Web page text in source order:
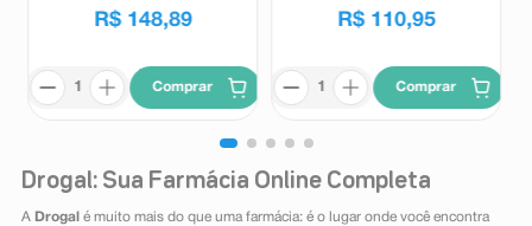
R$ 148,89
Comprar
R$ 110,95
Comprar
Drogal: Sua Farmácia Online Completa
A Drogal é muito mais do que uma farmácia: é o lugar onde você encontra